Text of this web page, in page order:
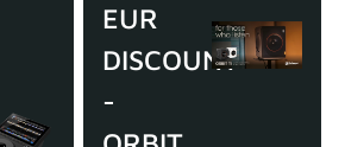
EUR
DISCOUNT
-